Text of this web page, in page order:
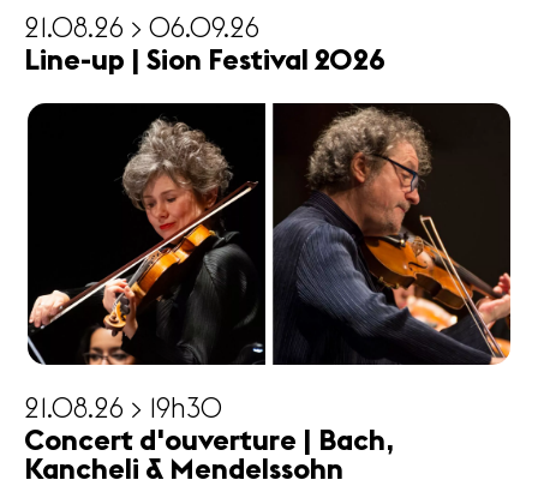
21.08.26 > 06.09.26
Line-up | Sion Festival 2026
21.08.26 > 19h30
Concert d'ouverture | Bach,
Kancheli & Mendelssohn